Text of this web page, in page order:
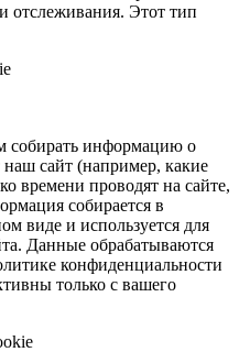
отслеживания. Этот тип
собирать информацию о
сайт (например, какие
времени проводят на сайте,
собирается в
виде и используется для
Данные обрабатываются
конфиденциальности
только с вашего